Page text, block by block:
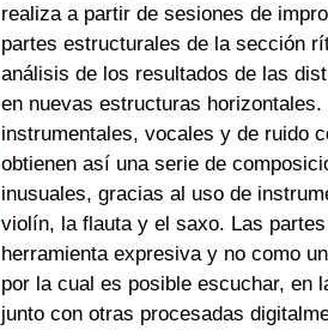
realiza a partir de sesiones de
partes estructurales de la sección
análisis de los resultados de las
en nuevas estructuras
instrumentales, vocales y de ruido
obtienen así una serie de
inusuales, gracias al uso de
violín, la flauta y el saxo. Las
herramienta expresiva y no como
por la cual es posible escuchar, en
junto con otras procesadas